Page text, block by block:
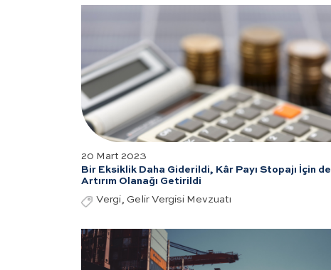
20 Mart 2023
Bir Eksiklik Daha Giderildi, Kâr Payı Stopajı İçin de
Artırım Olanağı Getirildi
Vergi, Gelir Vergisi Mevzuatı